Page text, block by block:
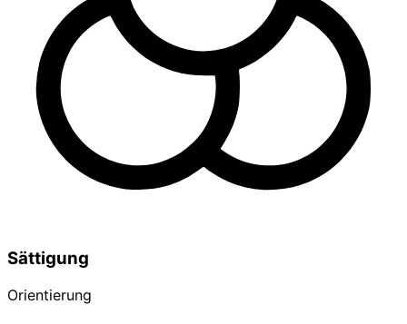
Sättigung
Orientierung